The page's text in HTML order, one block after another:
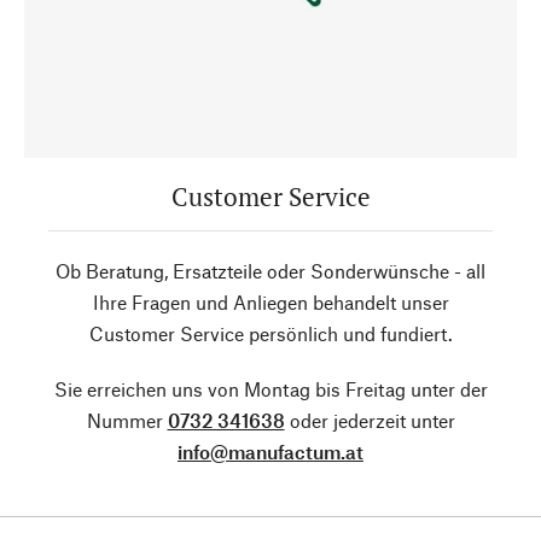
Customer Service
Ob Beratung, Ersatzteile oder Sonderwünsche - all
Ihre Fragen und Anliegen behandelt unser
Customer Service persönlich und fundiert.
Sie erreichen uns von Montag bis Freitag unter der
Nummer 0732 341638 oder jederzeit unter
info@manufactum.at